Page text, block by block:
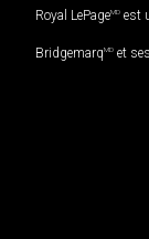
Royal LePageMD est
BridgemarqMD et